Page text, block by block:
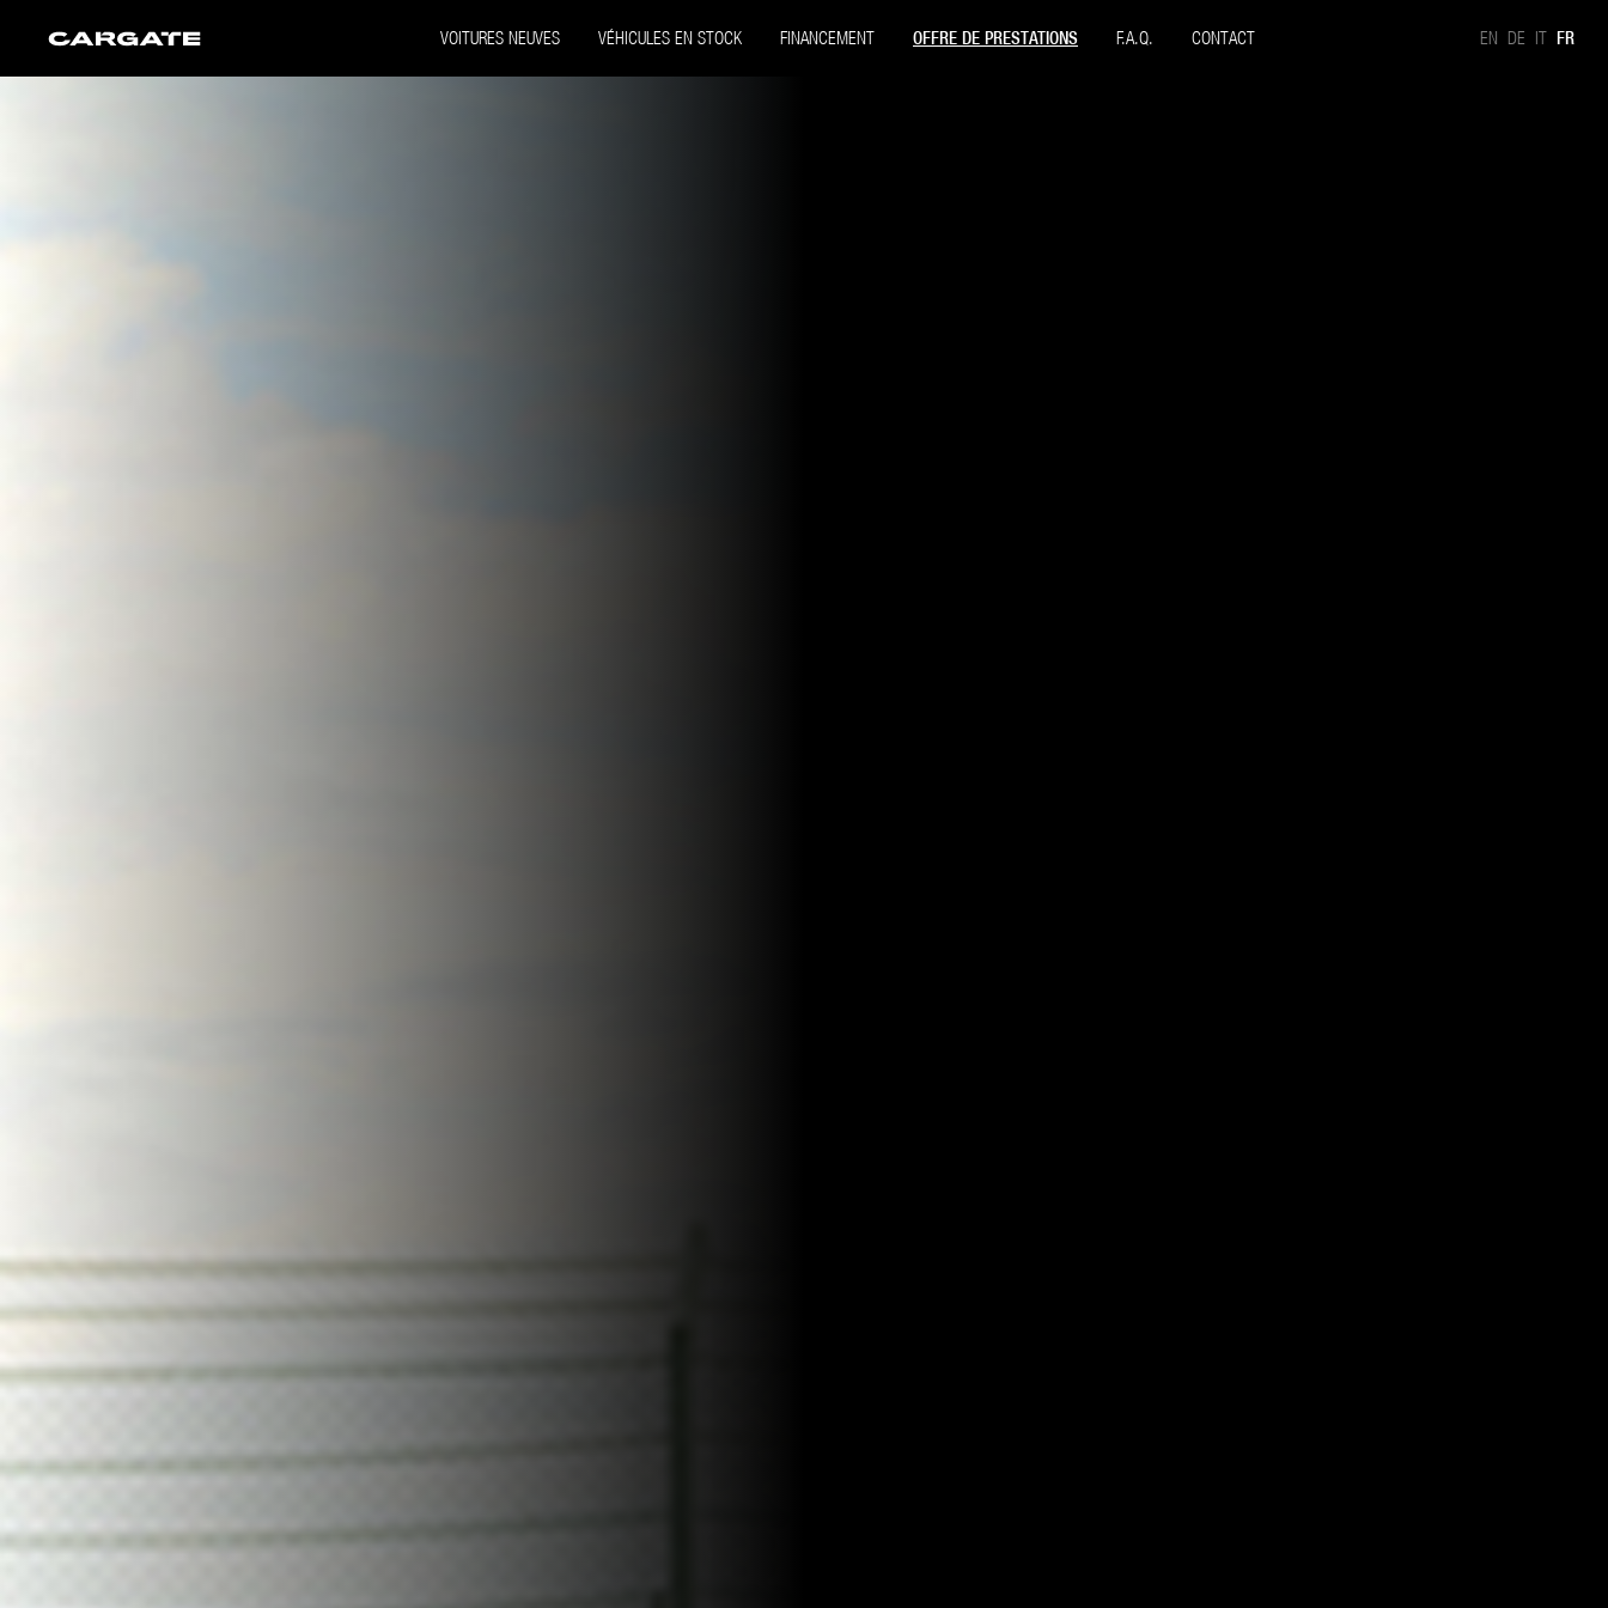
VOITURES NEUVES VÉHICULES EN STOCK FINANCEMENT OFFRE DE PRESTATIONS F.A.Q. CONTACT EN DE IT FR